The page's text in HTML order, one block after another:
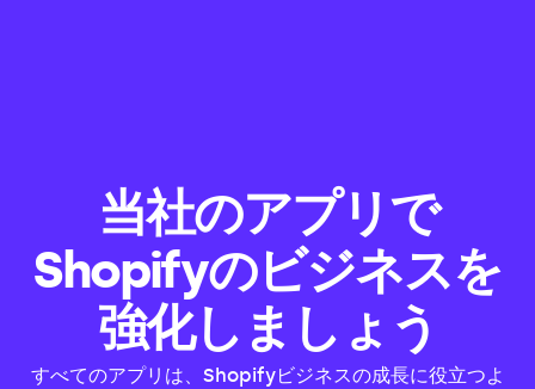
当社のアプリで
Shopifyのビジネスを
強化しましょう
すべてのアプリは、Shopifyビジネスの成長に役立つよ